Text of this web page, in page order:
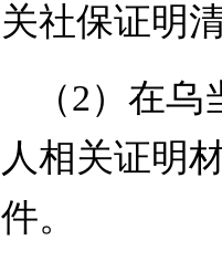
关社保证明
（2）在
人相关证明
件。